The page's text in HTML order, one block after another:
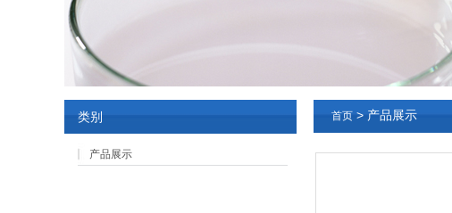
首页 > 产品展示
类别
产品展示